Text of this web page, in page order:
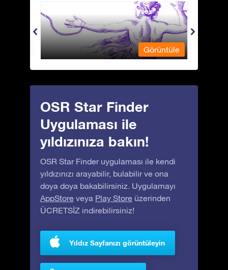
Andromeda - Zincirli Prenses
Görüntüle
OSR Star Finder
Uygulaması ile
yıldızınıza bakın!
OSR Star Finder uygulaması ile kendi
yıldızınızı arayabilir, bulabilir ve ona
doya doya bakabilirsiniz. Uygulamayı
AppStore veya Play Store üzerinden
ÜCRETSİZ indirebilirsiniz!
Yıldız Sayfanızı görüntüleyin